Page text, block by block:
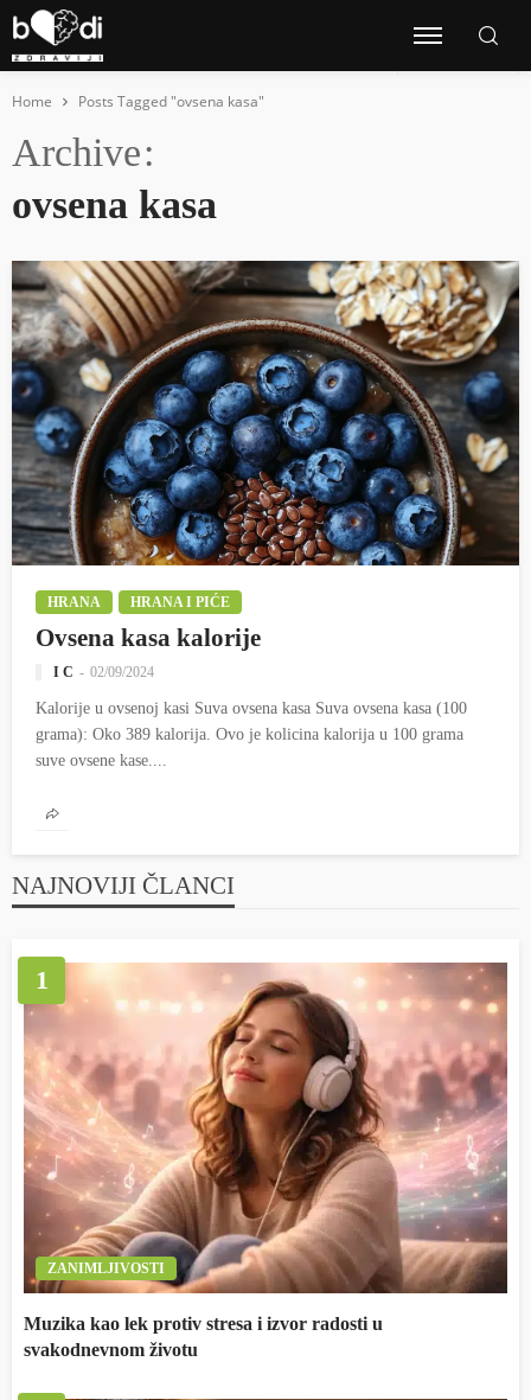
Home Posts Tagged "ovsena kasa"
Archive
ovsena kasa
HRANA HRANA I PIĆE
Ovsena kasa kalorije
I C 02/09/2024
Kalorije u ovsenoj kasi Suva ovsena kasa Suva ovsena kasa (100
grama): Oko 389 kalorija. Ovo je kolicina kalorija u 100 grama
suve ovsene kase....
NAJNOVIJI ČLANCI
1
ZANIMLJIVOSTI
Muzika kao lek protiv stresa i izvor radosti u
svakodnevnom životu